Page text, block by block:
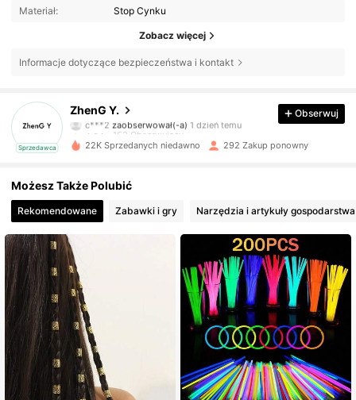
Materiał: Stop Cynku
Zobacz więcej
Informacje dotyczące bezpieczeństwa i kontakt
Sprzedawca
ZhenG Y.
c***2 zaobserwował(-a)
4,64
153 Obserwujący
4,64
153 Obserwujący
153 Obserwujący
4,64
4,64
4,64 153 Obserwujący
Obserwuj
22K Sprzedanych niedawno 292 Zakup ponowny
Możesz Także Polubić
Rekomendowane Zabawki i gry Narzędzia i artykuły